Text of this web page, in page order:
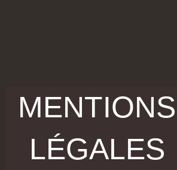
MENTIONS
LÉGALES